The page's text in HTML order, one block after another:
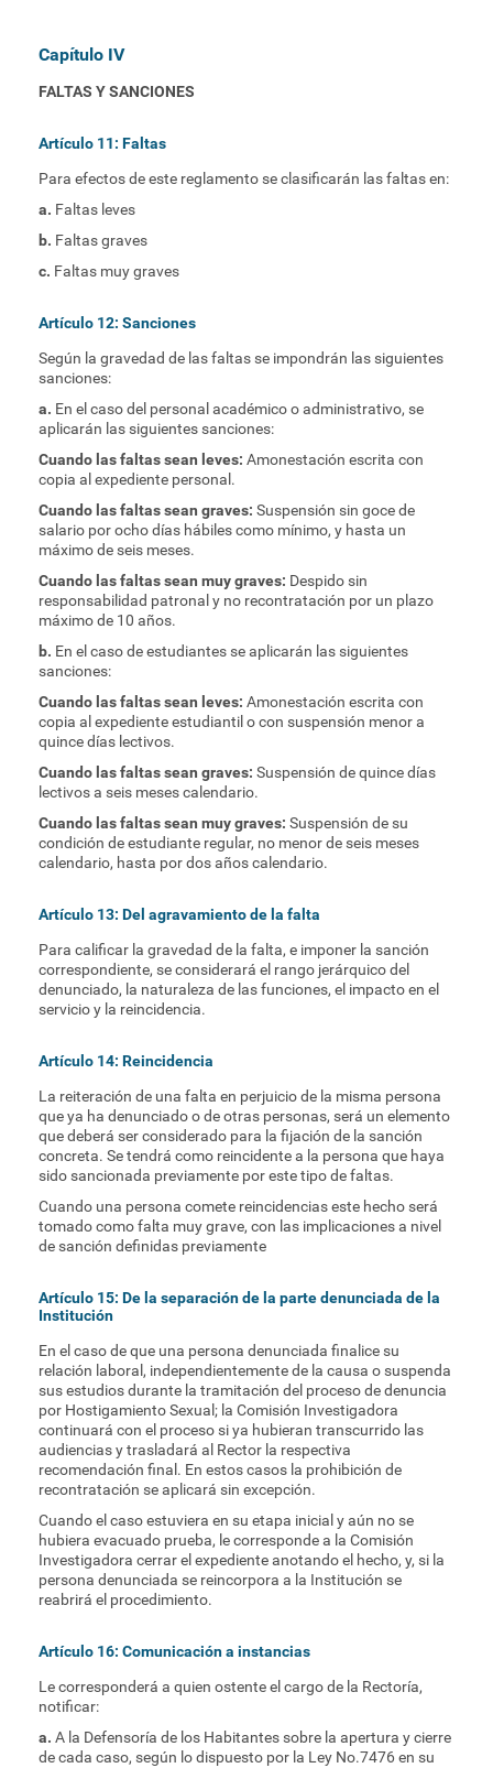
Capítulo IV
FALTAS Y SANCIONES
Artículo 11: Faltas
Para efectos de este reglamento se clasificarán las faltas en:
a. Faltas leves
b. Faltas graves
c. Faltas muy graves
Artículo 12: Sanciones
Según la gravedad de las faltas se impondrán las siguientes
sanciones:
a. En el caso del personal académico o administrativo, se
aplicarán las siguientes sanciones:
Cuando las faltas sean leves: Amonestación escrita con
copia al expediente personal.
Cuando las faltas sean graves: Suspensión sin goce de
salario por ocho días hábiles como mínimo, y hasta un
máximo de seis meses.
Cuando las faltas sean muy graves: Despido sin
responsabilidad patronal y no recontratación por un plazo
máximo de 10 años.
b. En el caso de estudiantes se aplicarán las siguientes
sanciones:
Cuando las faltas sean leves: Amonestación escrita con
copia al expediente estudiantil o con suspensión menor a
quince días lectivos.
Cuando las faltas sean graves: Suspensión de quince días
lectivos a seis meses calendario.
Cuando las faltas sean muy graves: Suspensión de su
condición de estudiante regular, no menor de seis meses
calendario, hasta por dos años calendario.
Artículo 13: Del agravamiento de la falta
Para calificar la gravedad de la falta, e imponer la sanción
correspondiente, se considerará el rango jerárquico del
denunciado, la naturaleza de las funciones, el impacto en el
servicio y la reincidencia.
Artículo 14: Reincidencia
La reiteración de una falta en perjuicio de la misma persona
que ya ha denunciado o de otras personas, será un elemento
que deberá ser considerado para la fijación de la sanción
concreta. Se tendrá como reincidente a la persona que haya
sido sancionada previamente por este tipo de faltas.
Cuando una persona comete reincidencias este hecho será
tomado como falta muy grave, con las implicaciones a nivel
de sanción definidas previamente
Artículo 15: De la separación de la parte denunciada de la
Institución
En el caso de que una persona denunciada finalice su
relación laboral, independientemente de la causa o suspenda
sus estudios durante la tramitación del proceso de denuncia
por Hostigamiento Sexual; la Comisión Investigadora
continuará con el proceso si ya hubieran transcurrido las
audiencias y trasladará al Rector la respectiva
recomendación final. En estos casos la prohibición de
recontratación se aplicará sin excepción.
Cuando el caso estuviera en su etapa inicial y aún no se
hubiera evacuado prueba, le corresponde a la Comisión
Investigadora cerrar el expediente anotando el hecho, y, si la
persona denunciada se reincorpora a la Institución se
reabrirá el procedimiento.
Artículo 16: Comunicación a instancias
Le corresponderá a quien ostente el cargo de la Rectoría,
notificar:
a. A la Defensoría de los Habitantes sobre la apertura y cierre
de cada caso, según lo dispuesto por la Ley No.7476 en su